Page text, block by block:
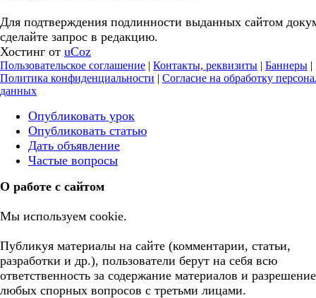
Для подтверждения подлинности выданных сайтом
сделайте запрос в редакцию.
Хостинг от uCoz
Пользовательское соглашение | Контакты, реквизиты | Баннеры |
Политика конфиденциальности | Согласие на обработку
данных
Опубликовать урок
Опубликовать статью
Дать объявление
Частые вопросы
О работе с сайтом
Мы используем cookie.
Публикуя материалы на сайте (комментарии, статьи,
разработки и др.), пользователи берут на себя всю
ответственность за содержание материалов и разрешение
любых спорных вопросов с третьми лицами.